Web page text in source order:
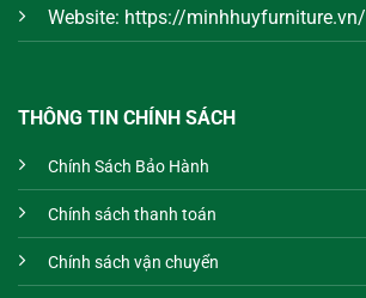
Website: https://minhhuyfurniture.vn/
THÔNG TIN CHÍNH SÁCH
Chính Sách Bảo Hành
Chính sách thanh toán
Chính sách vận chuyển